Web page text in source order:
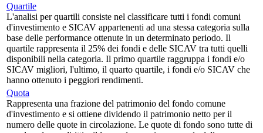
Quartile
L'analisi per quartili consiste nel classificare tutti i fondi comuni
d'investimento e SICAV appartenenti ad una stessa categoria sulla
base delle performance ottenute in un determinato periodo. Il
quartile rappresenta il 25% dei fondi e delle SICAV tra tutti quelli
disponibili nella categoria. Il primo quartile raggruppa i fondi e/o
SICAV migliori, l'ultimo, il quarto quartile, i fondi e/o SICAV che
hanno ottenuto i peggiori rendimenti.
Quota
Rappresenta una frazione del patrimonio del fondo comune
d'investimento e si ottiene dividendo il patrimonio netto per il
numero delle quote in circolazione. Le quote di fondo sono tutte di